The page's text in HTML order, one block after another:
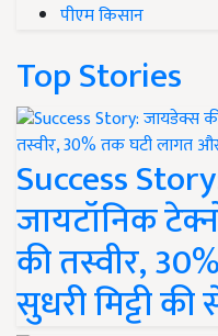
पीएम किसान
Top Stories
Success
जायटॉनिक
की तस्वीर,
सुधरी मिट्टी